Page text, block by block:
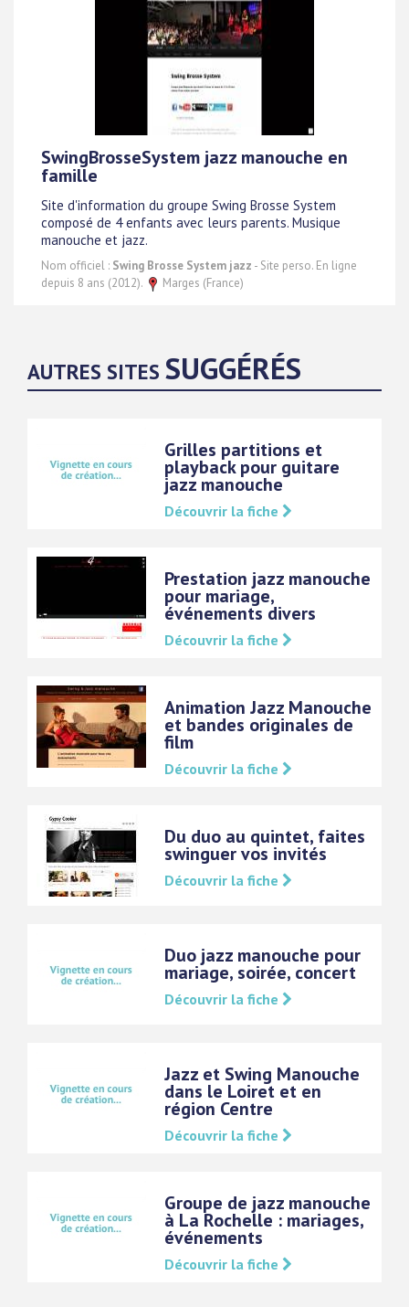
SwingBrosseSystem jazz manouche en
famille
Site d'information du groupe Swing Brosse System
composé de 4 enfants avec leurs parents. Musique
manouche et jazz.
Nom officiel : Swing Brosse System jazz - Site perso. En ligne
depuis 8 ans (2012).
Marges (France)
AUTRES SITES SUGGÉRÉS
Grilles partitions et
playback pour guitare
jazz manouche
Découvrir la fiche
Prestation jazz manouche
pour mariage,
événements divers
Découvrir la fiche
Animation Jazz Manouche
et bandes originales de
film
Découvrir la fiche
Du duo au quintet, faites
swinguer vos invités
Découvrir la fiche
Duo jazz manouche pour
mariage, soirée, concert
Découvrir la fiche
Jazz et Swing Manouche
dans le Loiret et en
région Centre
Découvrir la fiche
Groupe de jazz manouche
à La Rochelle : mariages,
événements
Découvrir la fiche